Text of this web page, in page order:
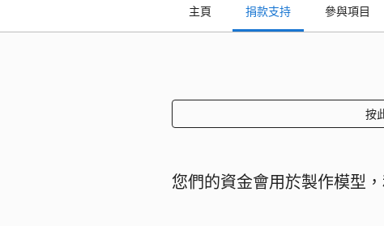
主頁 捐款支持 參與項目
按
您們的資金會用於製作模型